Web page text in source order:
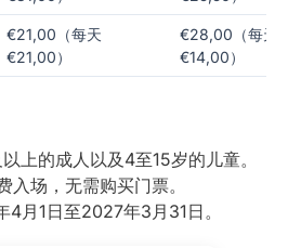
€21,00（每天
€21,00）
€28,00（每天
€14,00）
上的成人以及4至15岁的儿童。
入场，无需购买门票。
月1日至2027年3月31日。